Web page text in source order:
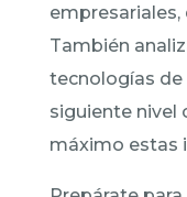
empresariales,
También
tecnologías de
siguiente nivel
máximo estas